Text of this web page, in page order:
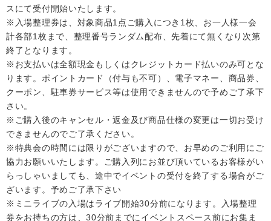
スにて受付開始いたします。
※入場整理券は、対象商品1点ご購入につき1枚、お一人様一会
計各部1枚まで、整理番号ランダム配布、先着にて無くなり次第
終了となります。
※お支払いは全額現金もしくはクレジットカード払いのみ可とな
ります。ポイントカード（付与も不可）、電子マネー、商品券、
クーポン、駐車券サービス等は使用できませんので予めご了承下
さい。
※ご購入後のキャンセル・返金及び商品仕様の変更は一切お受け
できませんのでご了承ください。
※特典会の時間には限りがございますので、お早めのご利用にご
協力お願いいたします。ご購入列にお並び頂いているお客様がい
らっしゃいましても、途中でイベントの受付を終了する場合がご
ざいます。予めご了承下さい
※ミニライブの入場はライブ開始30分前になります。入場整理
券をお持ちの方は、30分前までにイベントスペース前にお集ま